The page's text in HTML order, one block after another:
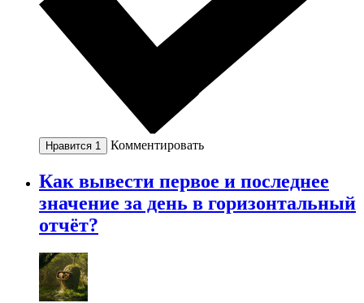
Нравится 1 Комментировать
Как вывести первое и последнее
значение за день в горизонтальный
отчёт?